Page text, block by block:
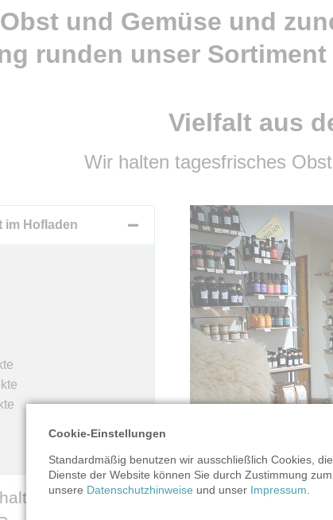
und Gemüse und
runden unser Sortiment
Vielfalt aus
Wir halten tagesfrisches
im Hofladen
Sie bei uns
Cookie-Einstellungen
Standardmäßig benutzen wir ausschließlich Cookies,
Dienste der Website können Sie durch Zustimmung
unsere Datenschutzhinweise und unser Impressum